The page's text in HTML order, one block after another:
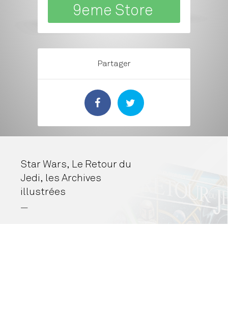
9eme Store
Partager
Star Wars, Le Retour du
Jedi, les Archives
illustrées